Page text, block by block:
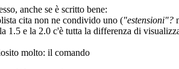
anche se è scritto bene:
cita non ne condivido uno ("estensioni"?
1.5 e la 2.0 c'è tutta la differenza di
molto: il comando